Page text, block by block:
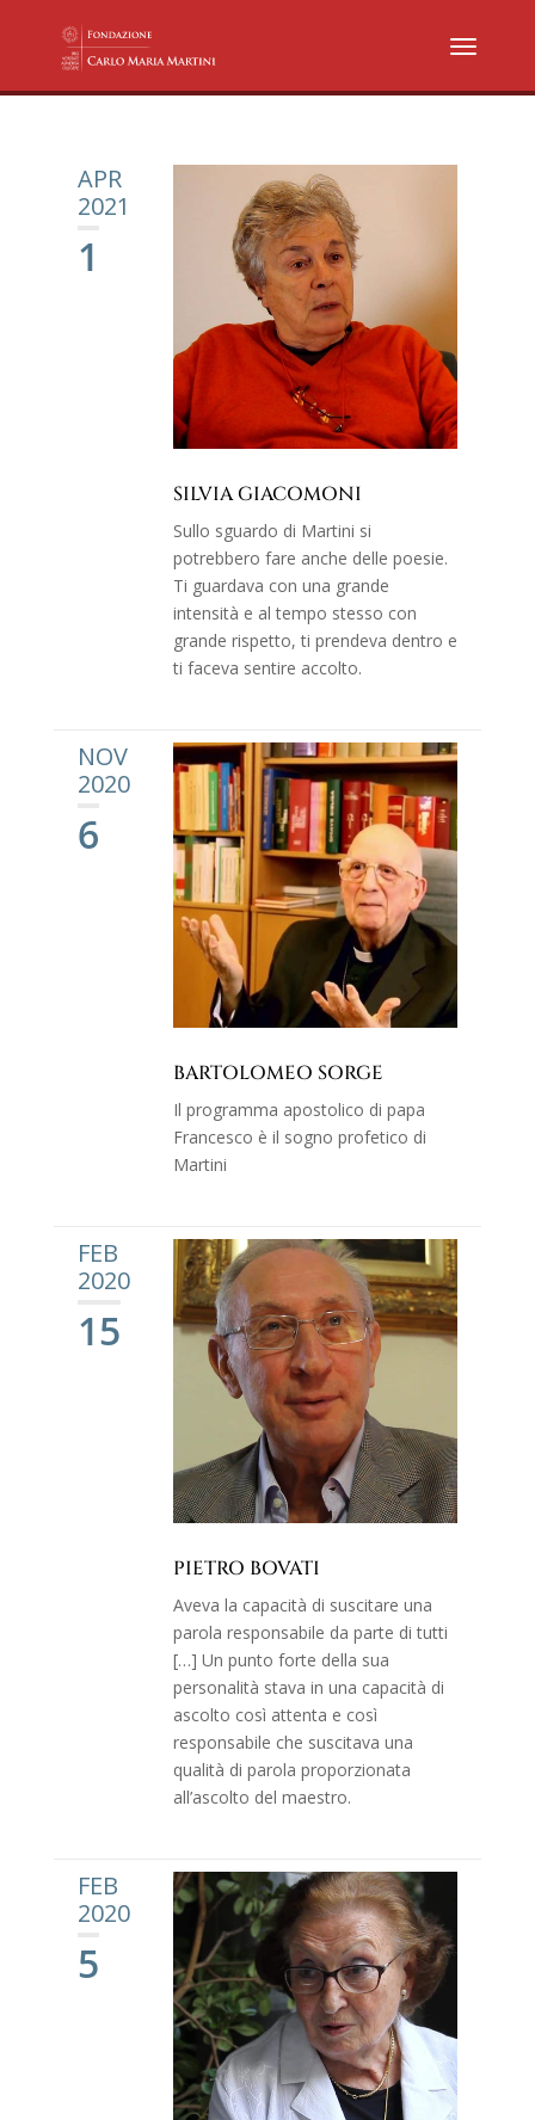
APR
2021
1
SILVIA GIACOMONI
Sullo sguardo di Martini si
potrebbero fare anche delle poesie.
Ti guardava con una grande
intensità e al tempo stesso con
grande rispetto, ti prendeva dentro e
ti faceva sentire accolto.
NOV
2020
6
BARTOLOMEO SORGE
Il programma apostolico di papa
Francesco è il sogno profetico di
Martini
FEB
2020
15
PIETRO BOVATI
Aveva la capacità di suscitare una
parola responsabile da parte di tutti
[…] Un punto forte della sua
personalità stava in una capacità di
ascolto così attenta e così
responsabile che suscitava una
qualità di parola proporzionata
all’ascolto del maestro.
FEB
2020
5